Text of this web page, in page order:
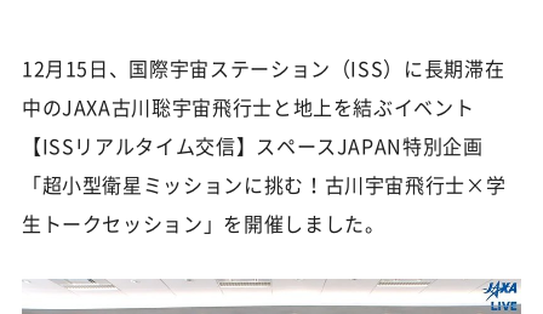
12月15日、国際宇宙ステーション（ISS）に長期滞在
中のJAXA古川聡宇宙飛行士と地上を結ぶイベント
【ISSリアルタイム交信】スペースJAPAN特別企画
「超小型衛星ミッションに挑む！古川宇宙飛行士×学
生トークセッション」を開催しました。